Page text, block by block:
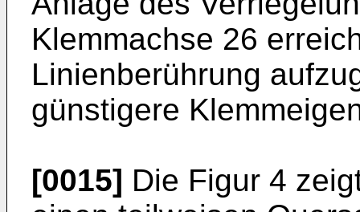
Klemmachse 26
Linienberührung
günstigere
[0015] Die Figur 4